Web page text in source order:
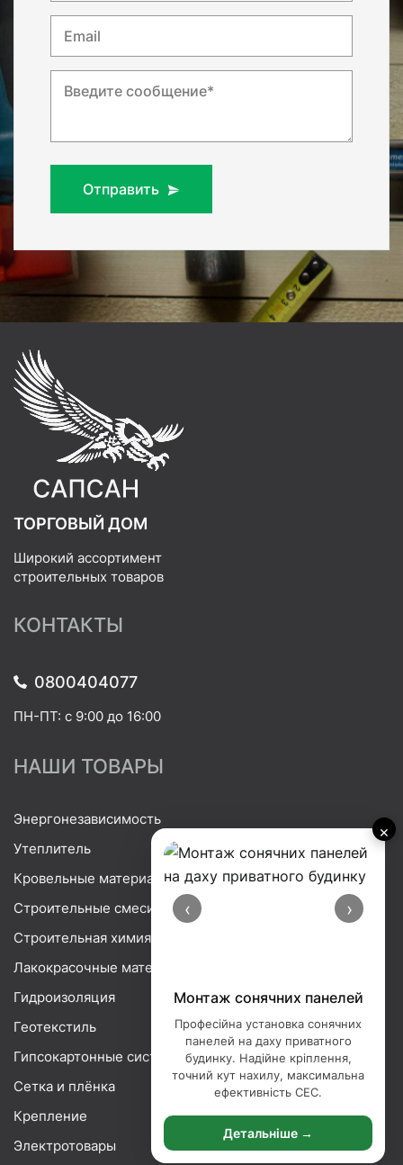
×
‹ ›
Монтаж сонячних панелей
Професійна установка сонячних
панелей на даху приватного
будинку. Надійне кріплення,
точний кут нахилу, максимальна
ефективність СЕС.
Детальніше →
Email
Введите сообщение*
Отправить
ТОРГОВЫЙ ДОМ
Широкий ассортимент
строительных товаров
КОНТАКТЫ
0800404077
ПН-ПТ: с 9:00 до 16:00
НАШИ ТОВАРЫ
Энергонезависимость
Утеплитель
Кровельные материалы
Строительные смеси
Строительная химия
Лакокрасочные материалы
Гидроизоляция
Геотекстиль
Гипсокартонные системы
Сетка и плёнка
Крепление
Электротовары